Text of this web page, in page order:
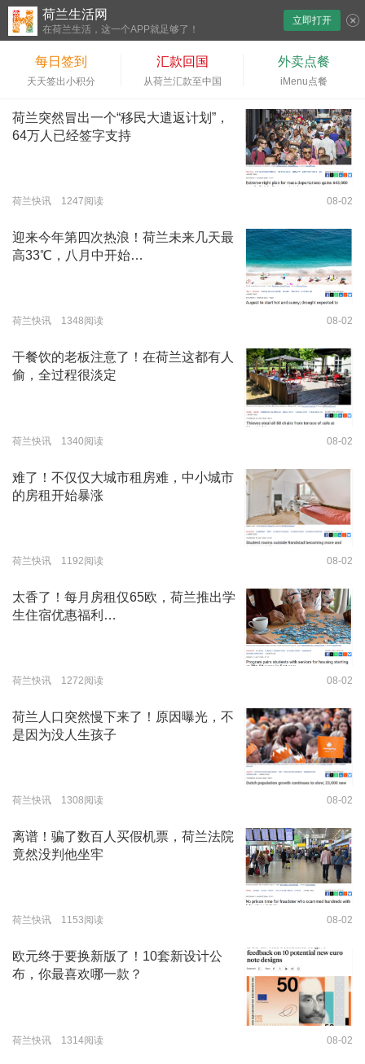
荷兰生活网
在荷兰生活，这一个APP就足够了！
立即打开
每日签到
天天签出小积分
汇款回国
从荷兰汇款至中国
外卖点餐
iMenu点餐
荷兰突然冒出一个“移民大遣返计划”，
64万人已经签字支持
荷兰快讯 1247阅读 08-02
迎来今年第四次热浪！荷兰未来几天最
高33℃，八月中开始…
荷兰快讯 1348阅读 08-02
干餐饮的老板注意了！在荷兰这都有人
偷，全过程很淡定
荷兰快讯 1340阅读 08-02
难了！不仅仅大城市租房难，中小城市
的房租开始暴涨
荷兰快讯 1192阅读 08-02
太香了！每月房租仅65欧，荷兰推出学
生住宿优惠福利…
荷兰快讯 1272阅读 08-02
荷兰人口突然慢下来了！原因曝光，不
是因为没人生孩子
荷兰快讯 1308阅读 08-02
离谱！骗了数百人买假机票，荷兰法院
竟然没判他坐牢
荷兰快讯 1153阅读 08-02
欧元终于要换新版了！10套新设计公
布，你最喜欢哪一款？
荷兰快讯 1314阅读 08-02